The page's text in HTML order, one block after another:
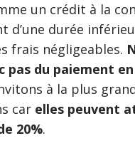
un crédit à la
d’une durée
frais négligeables.
du paiement
à la plus
car elles peuvent
20%.